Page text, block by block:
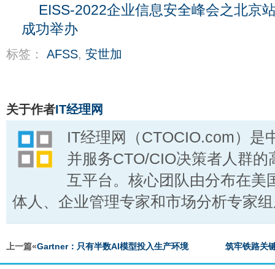
EISS-2022企业信息安全峰会之北京
成功举办
标签： AFSS, 安世加
关于作者IT经理网
IT经理网（CTOCIO.com）是
并服务CTO/CIO决策者人群的
互平台。核心团队由分布在美
体人、企业管理专家和市场分析专家
上一篇«Gartner：只有半数AI模型投入生产环境 筑牢铁路关